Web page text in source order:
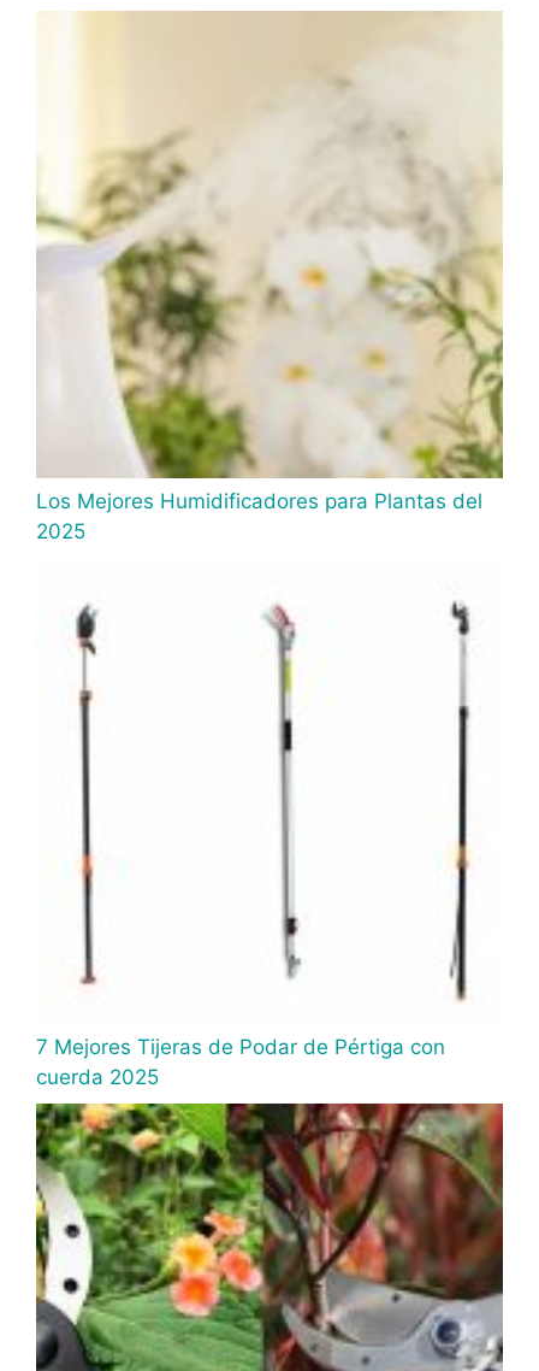
Los Mejores Humidificadores para Plantas del
2025
7 Mejores Tijeras de Podar de Pértiga con
cuerda 2025